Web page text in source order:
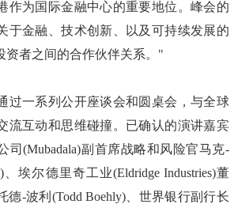
作为国际金融中心的重要地位。峰会的
于金融、技术创新、以及可持续发展的
资者之间的合作伙伴关系。"
一系列公开座谈会和圆桌会，与全球
流互动和思维碰撞。已确认的演讲嘉宾
司(Mubadala)副首席战略和风险官马克-
埃尔德里奇工业(Eldridge Industries)董
德-波利(Todd Boehly)、世界银行副行长